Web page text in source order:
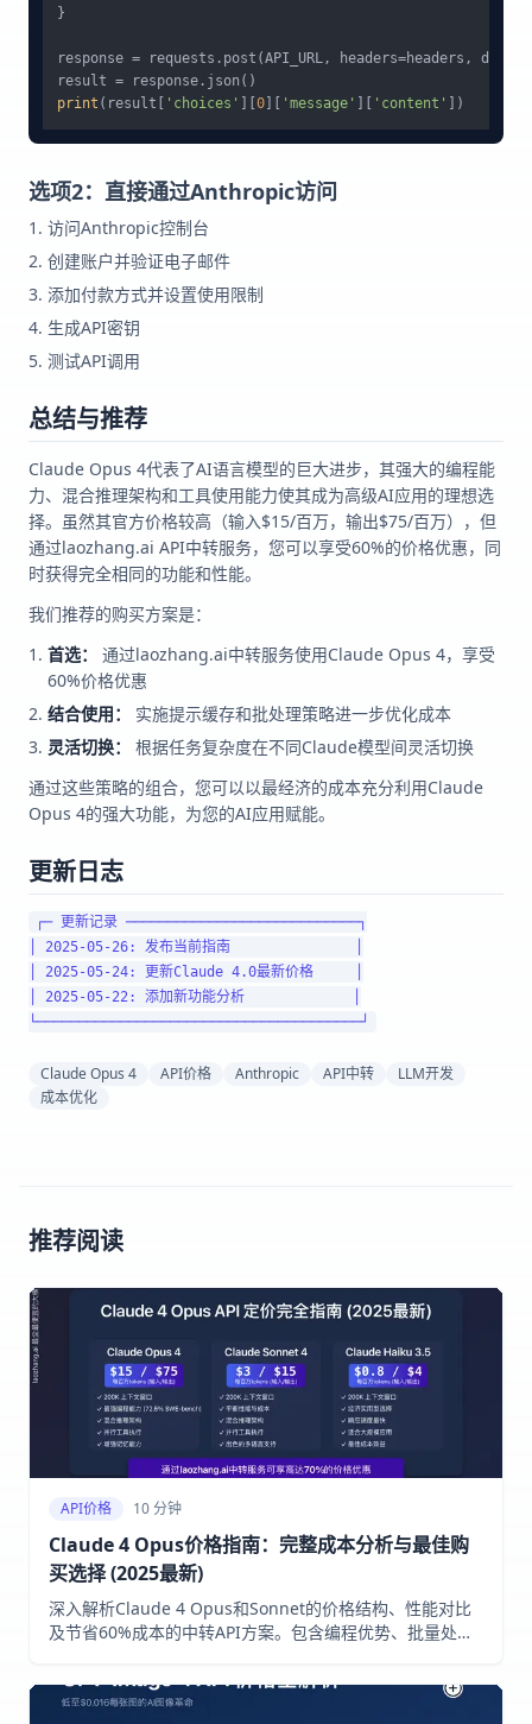
}
response = requests.post(API_URL, headers=headers,
print (result[ 'choices' ][0][ 'message' ][ 'content'
选项2：直接通过Anthropic访问
访问Anthropic控制台
创建账户并验证电子邮件
添加付款方式并设置使用限制
生成API密钥
测试API调用
总结与推荐
Claude Opus 4代表了AI语言模型的巨大进步，其强大的编程能
力、混合推理架构和工具使用能力使其成为高级AI应用的理想选
择。虽然其官方价格较高（输入$15/百万，输出$75/百万），但
通过laozhang.ai API中转服务，您可以享受60%的价格优惠，同
时获得完全相同的功能和性能。
我们推荐的购买方案是：
首选：
通过laozhang.ai中转服务使用Claude Opus 4，享受
60%价格优惠
结合使用：
实施提示缓存和批处理策略进一步优化成本
灵活切换：
根据任务复杂度在不同Claude模型间灵活切换
通过这些策略的组合，您可以以最经济的成本充分利用Claude
Opus 4的强大功能，为您的AI应用赋能。
更新日志
┌─ 更新记录 ────────────────────────────┐
│ 2025-05-26: 发布当前指南               │
│ 2025-05-24: 更新Claude 4.0最新价格     │
│ 2025-05-22: 添加新功能分析             │
Claude Opus 4 API价格 Anthropic API中转
LLM开发
成本优化
推荐阅读
API价格 10 分钟
Claude 4 Opus价格指南：完整成本分析与最佳购
买选择 (2025最新)
深入解析Claude 4 Opus和Sonnet的价格结构、性能对比
及节省60%成本的中转API方案。包含编程优势、批量处理